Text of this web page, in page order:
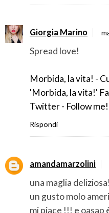
Giorgia Marino
Spread love!
Morbida, la vita! -
'Morbida, la vita!'
Twitter - Follow me!
Rispondi
amandamarzolini
una maglia deliziosa!
un gusto molo
mi piace !!! e oasap